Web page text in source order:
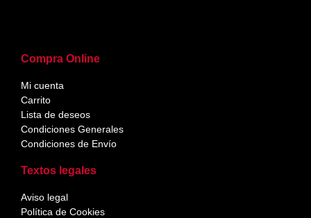
Compra Online
Mi cuenta
Carrito
Lista de deseos
Condiciones Generales
Condiciones de Envío
Textos legales
Aviso legal
Política de Cookies